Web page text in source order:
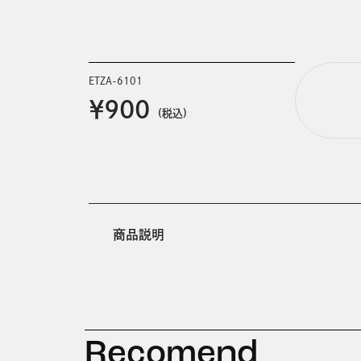
ETZA-6101
￥900 (税込)
商品説明